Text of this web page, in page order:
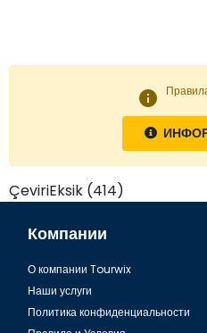
info
ÇeviriEksik (414)
Компании
О компании Tourwix
Наши услуги
Политика конфиденциальности